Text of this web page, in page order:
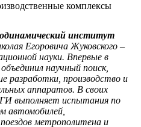
комплексы
институт
Егоровича Жуковского –
науки. Впервые в
научный поиск,
разработки, производство и
аппаратов. В своих
выполняет испытания по
автомобилей,
метрополитена и